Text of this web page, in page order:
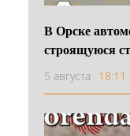
В Орске
строящуюся
5 августа 18:11